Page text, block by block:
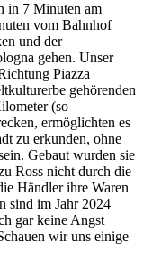
in 7 Minuten am
vom Bahnhof
und der
gehen. Unser
Piazza
gehörenden
(so
ermöglichten es
zu erkunden, ohne
Gebaut wurden sie
Ross nicht durch die
Händler ihre Waren
sind im Jahr 2024
gar keine Angst
wir uns einige